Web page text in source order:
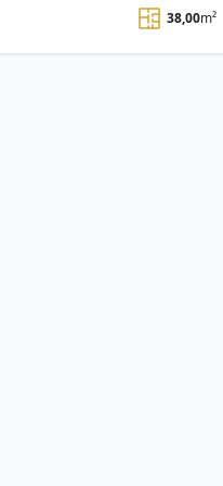
38,00m²